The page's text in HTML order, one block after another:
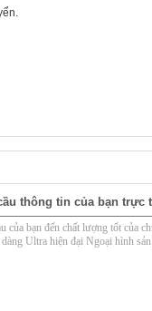
thông tin của bạn trực